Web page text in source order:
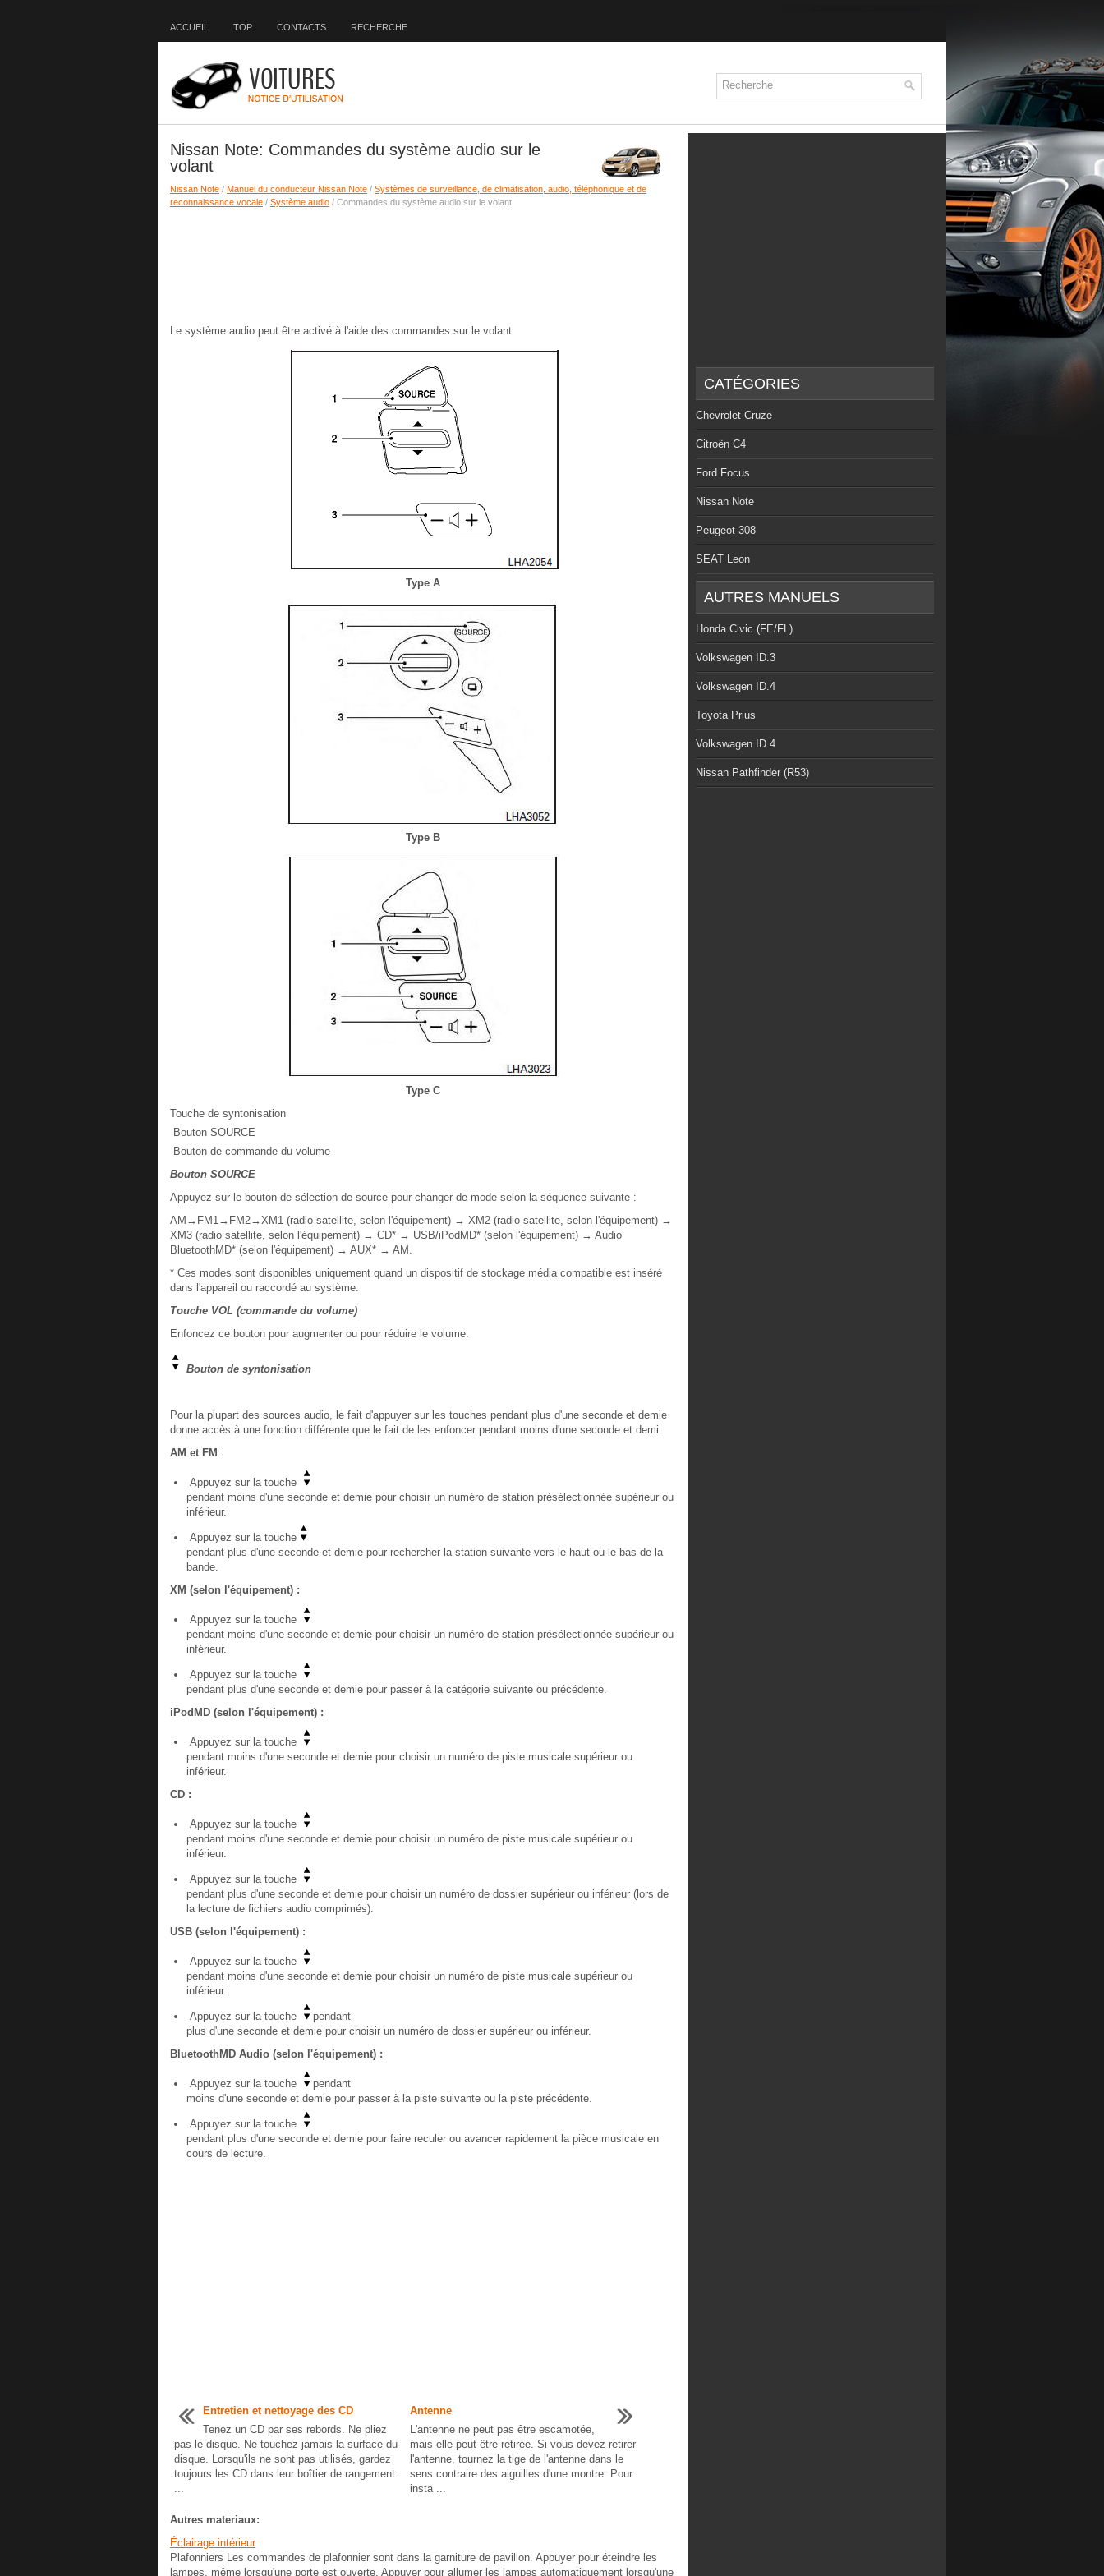
ACCUEIL TOP CONTACTS RECHERCHE
Nissan Note: Commandes du système audio sur le
volant
Nissan Note / Manuel du conducteur Nissan Note / Systèmes de surveillance, de climatisation, audio, téléphonique et de
reconnaissance vocale / Système audio / Commandes du système audio sur le volant
Le système audio peut être activé à l'aide des commandes sur le volant
Type A
Type B
Type C
Touche de syntonisation
Bouton SOURCE
Bouton de commande du volume
Bouton SOURCE
Appuyez sur le bouton de sélection de source pour changer de mode selon la séquence suivante :
AM→FM1→FM2→XM1 (radio satellite, selon l'équipement) → XM2 (radio satellite, selon l'équipement) →
XM3 (radio satellite, selon l'équipement) → CD* → USB/iPodMD* (selon l'équipement) → Audio
BluetoothMD* (selon l'équipement) → AUX* → AM.
* Ces modes sont disponibles uniquement quand un dispositif de stockage média compatible est inséré
dans l'appareil ou raccordé au système.
Touche VOL (commande du volume)
Enfoncez ce bouton pour augmenter ou pour réduire le volume.
Bouton de syntonisation
Pour la plupart des sources audio, le fait d'appuyer sur les touches pendant plus d'une seconde et demie
donne accès à une fonction différente que le fait de les enfoncer pendant moins d'une seconde et demi.
AM et FM :
Appuyez sur la touche
pendant moins d'une seconde et demie pour choisir un numéro de station présélectionnée supérieur ou
inférieur.
Appuyez sur la touche
pendant plus d'une seconde et demie pour rechercher la station suivante vers le haut ou le bas de la
bande.
XM (selon l'équipement) :
Appuyez sur la touche
pendant moins d'une seconde et demie pour choisir un numéro de station présélectionnée supérieur ou
inférieur.
Appuyez sur la touche
pendant plus d'une seconde et demie pour passer à la catégorie suivante ou précédente.
iPodMD (selon l'équipement) :
Appuyez sur la touche
pendant moins d'une seconde et demie pour choisir un numéro de piste musicale supérieur ou
inférieur.
CD :
Appuyez sur la touche
pendant moins d'une seconde et demie pour choisir un numéro de piste musicale supérieur ou
inférieur.
Appuyez sur la touche
pendant plus d'une seconde et demie pour choisir un numéro de dossier supérieur ou inférieur (lors de
la lecture de fichiers audio comprimés).
USB (selon l'équipement) :
Appuyez sur la touche
pendant moins d'une seconde et demie pour choisir un numéro de piste musicale supérieur ou
inférieur.
Appuyez sur la touche
pendant
plus d'une seconde et demie pour choisir un numéro de dossier supérieur ou inférieur.
BluetoothMD Audio (selon l'équipement) :
Appuyez sur la touche
pendant
moins d'une seconde et demie pour passer à la piste suivante ou la piste précédente.
Appuyez sur la touche
pendant plus d'une seconde et demie pour faire reculer ou avancer rapidement la pièce musicale en
cours de lecture.
Entretien et nettoyage des CD
Tenez un CD par ses rebords. Ne pliez
pas le disque. Ne touchez jamais la surface du
disque. Lorsqu'ils ne sont pas utilisés, gardez
toujours les CD dans leur boîtier de rangement.
...
Antenne
L'antenne ne peut pas être escamotée,
mais elle peut être retirée. Si vous devez retirer
l'antenne, tournez la tige de l'antenne dans le
sens contraire des aiguilles d'une montre. Pour
insta ...
Autres materiaux:
Éclairage intérieur
Plafonniers Les commandes de plafonnier sont dans la garniture de pavillon. Appuyer pour éteindre les
lampes, même lorsqu'une porte est ouverte. Appuyer pour allumer les lampes automatiquement lorsqu'une
CATÉGORIES
Chevrolet Cruze
Citroën C4
Ford Focus
Nissan Note
Peugeot 308
SEAT Leon
AUTRES MANUELS
Honda Civic (FE/FL)
Volkswagen ID.3
Volkswagen ID.4
Toyota Prius
Volkswagen ID.4
Nissan Pathfinder (R53)